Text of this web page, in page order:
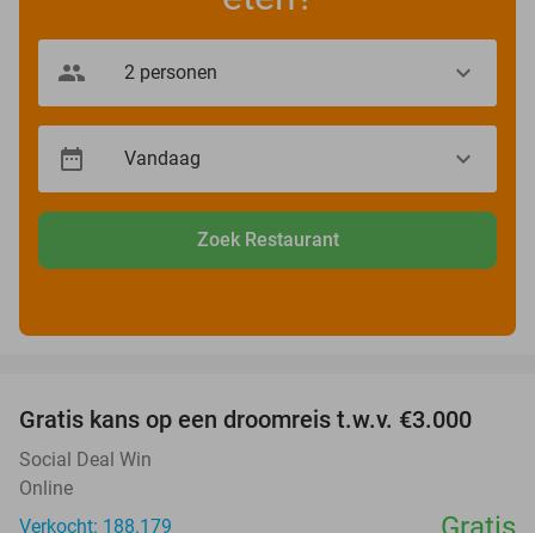
Zoek Restaurant
Gratis kans op een droomreis t.w.v. €3.000
Social Deal Win
Online
Verkocht: 188.179